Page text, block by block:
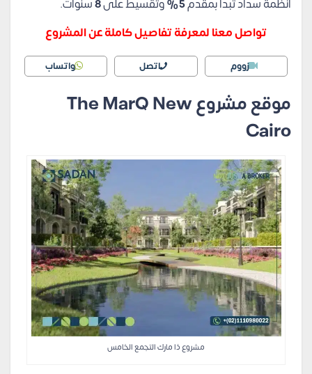
أنظمة سداد تبدأ بمقدم5% وتقسيط على8سنوات.
تواصل معنا لمعرفة تفاصيل كاملة عن المشروع
زووم اتصل واتساب
موقع مشروع The MarQ New
Cairo
مشروع ذا مارك التجمع الخامس